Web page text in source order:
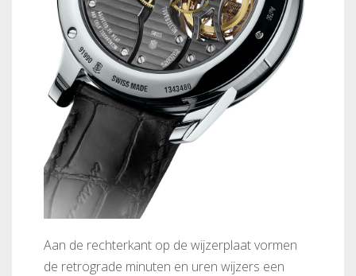
Aan de rechterkant op de wijzerplaat vormen
de retrograde minuten en uren wijzers een